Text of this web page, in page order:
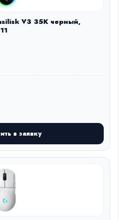
V3 35K черный,
в заявку